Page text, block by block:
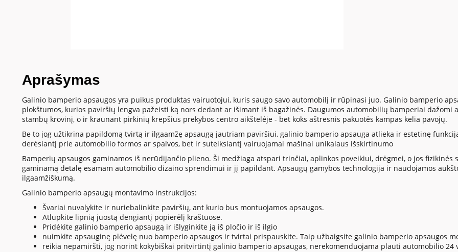
Aprašymas
Galinio bamperio apsaugos yra puikus produktas vairuotojui, kuris saugo savo automobilį ir rūpinasi juo. Galinio bamperio
plokštumos, kurios paviršių lengva pažeisti ką nors dedant ar išimant iš bagažinės. Daugumos automobilių bamperiai
stambų krovinį, o ir kraunant pirkinių krepšius prekybos centro aikštelėje - bet koks aštresnis pakuotės kampas kelia pavojų.
Be to jog užtikrina papildomą tvirtą ir ilgaamžę apsaugą jautriam paviršiui, galinio bamperio apsauga atlieka ir estetinę
derėsiantį prie automobilio formos ar spalvos, bet ir suteiksiantį vairuojamai mašinai unikalaus išskirtinumo
Bamperių apsaugos gaminamos iš nerūdijančio plieno. Ši medžiaga atspari trinčiai, aplinkos poveikiui, drėgmei, o jos
gaminamą detalę esamam automobilio dizaino sprendimui ir jį papildant. Apsaugų gamybos technologija ir naudojamos
ilgaamžiškumą.
Galinio bamperio apsaugų montavimo instrukcijos:
Švariai nuvalykite ir nuriebalinkite paviršių, ant kurio bus montuojamos apsaugos.
Atlupkite lipnią juostą dengiantį popierėlį kraštuose.
Pridėkite galinio bamperio apsaugą ir išlyginkite ją iš pločio ir iš ilgio
nuimkite apsauginę plėvelę nuo bamperio apsaugos ir tvirtai prispauskite. Taip užbaigsite galinio bamperio apsaugos
reikia nepamiršti, jog norint kokybiškai pritvirtintį galinio bamperio apsaugas, nerekomenduojama plauti automobilio 24